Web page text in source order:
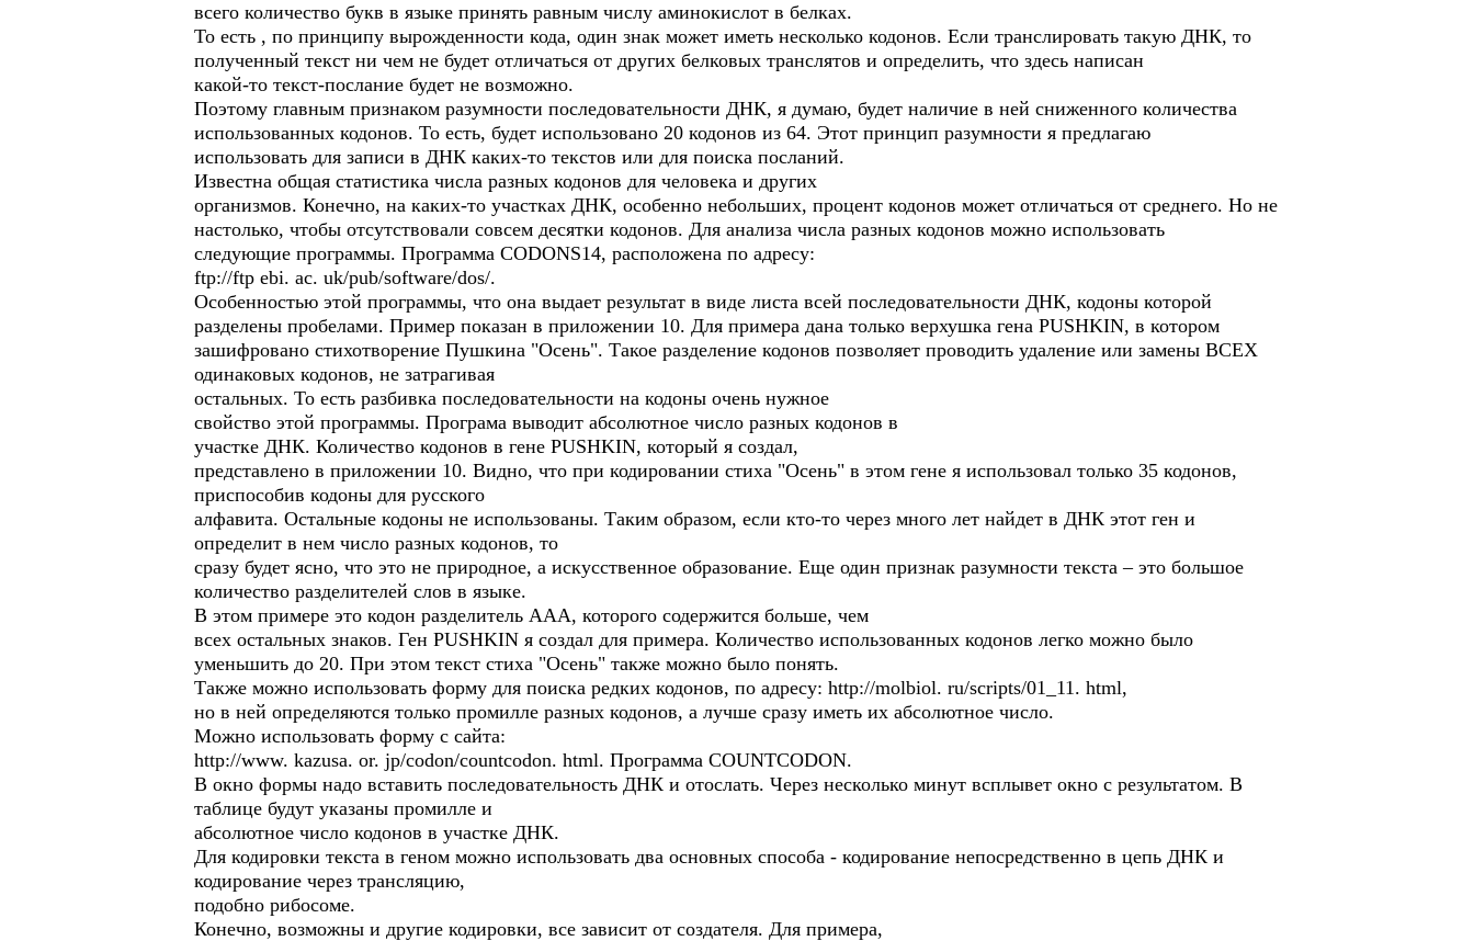
всего количество букв в языке принять равным числу аминокислот в белках.
То есть , по принципу вырожденности кода, один знак может иметь несколько кодонов. Если транслировать такую ДНК, то
полученный текст ни чем не будет отличаться от других белковых транслятов и определить, что здесь написан
какой-то текст-послание будет не возможно.
Поэтому главным признаком разумности последовательности ДНК, я думаю, будет наличие в ней сниженного количества
использованных кодонов. То есть, будет использовано 20 кодонов из 64. Этот принцип разумности я предлагаю
использовать для записи в ДНК каких-то текстов или для поиска посланий.
Известна общая статистика числа разных кодонов для человека и других
организмов. Конечно, на каких-то участках ДНК, особенно небольших, процент кодонов может отличаться от среднего. Но не
настолько, чтобы отсутствовали совсем десятки кодонов. Для анализа числа разных кодонов можно использовать
следующие программы. Программа CODONS14, расположена по адресу:
ftp://ftp ebi. ac. uk/pub/software/dos/.
Особенностью этой программы, что она выдает результат в виде листа всей последовательности ДНК, кодоны которой
разделены пробелами. Пример показан в приложении 10. Для примера дана только верхушка гена PUSHKIN, в котором
зашифровано стихотворение Пушкина "Осень". Такое разделение кодонов позволяет проводить удаление или замены ВСЕХ
одинаковых кодонов, не затрагивая
остальных. То есть разбивка последовательности на кодоны очень нужное
свойство этой программы. Програма выводит абсолютное число разных кодонов в
участке ДНК. Количество кодонов в гене PUSHKIN, который я создал,
представлено в приложении 10. Видно, что при кодировании стиха "Осень" в этом гене я использовал только 35 кодонов,
приспособив кодоны для русского
алфавита. Остальные кодоны не использованы. Таким образом, если кто-то через много лет найдет в ДНК этот ген и
определит в нем число разных кодонов, то
сразу будет ясно, что это не природное, а искусственное образование. Еще один признак разумности текста – это большое
количество разделителей слов в языке.
В этом примере это кодон разделитель AAA, которого содержится больше, чем
всех остальных знаков. Ген PUSHKIN я создал для примера. Количество использованных кодонов легко можно было
уменьшить до 20. При этом текст стиха "Осень" также можно было понять.
Также можно использовать форму для поиска редких кодонов, по адресу: http://molbiol. ru/scripts/01_11. html,
но в ней определяются только промилле разных кодонов, а лучше сразу иметь их абсолютное число.
Можно использовать форму с сайта:
http://www. kazusa. or. jp/codon/countcodon. html. Программа COUNTCODON.
В окно формы надо вставить последовательность ДНК и отослать. Через несколько минут всплывет окно с результатом. В
таблице будут указаны промилле и
абсолютное число кодонов в участке ДНК.
Для кодировки текста в геном можно использовать два основных способа - кодирование непосредственно в цепь ДНК и
кодирование через трансляцию,
подобно рибосоме.
Конечно, возможны и другие кодировки, все зависит от создателя. Для примера,